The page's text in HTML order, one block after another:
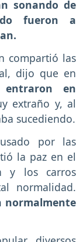
sonando de
fueron a
compartió las
dijo que en
entraron en
extraño y, al
sucediendo.
por las
la paz en el
y los carros
normalidad.
normalmente